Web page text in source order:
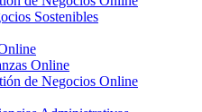
Sostenibles
Online
de Negocios Online